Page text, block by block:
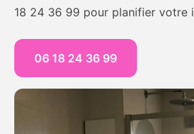
18 24 36 99 pour planifier votre
06 18 24 36 99